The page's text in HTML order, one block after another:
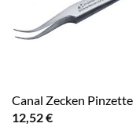
Canal Zecken Pinzette
12,52€